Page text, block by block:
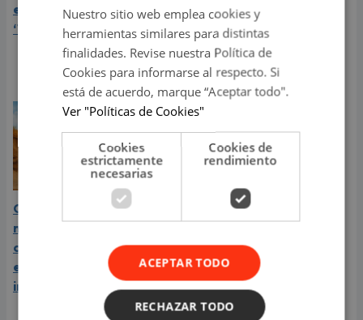
el lanzamiento de
‘Tototo (+4)’
embarazada de su
segundo hijo? Mike Bahía
compartió revelador
video
Carín León está en el
mejor momento de su
carrera y llega a Lima en
el año de su consagración
internacional
Nuestro sitio web emplea cookies y
herramientas similares para distintas
finalidades. Revise nuestra Política de
Cookies para informarse al respecto. Si
está de acuerdo, marque “Aceptar todo".
Ver "Políticas de Cookies"
Cookies
estrictamente
necesarias
Cookies de
rendimiento
ACEPTAR TODO
RECHAZAR TODO